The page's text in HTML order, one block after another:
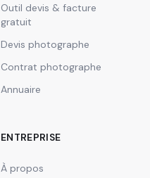
Outil devis & facture
gratuit
Devis photographe
Contrat photographe
Annuaire
ENTREPRISE
À propos